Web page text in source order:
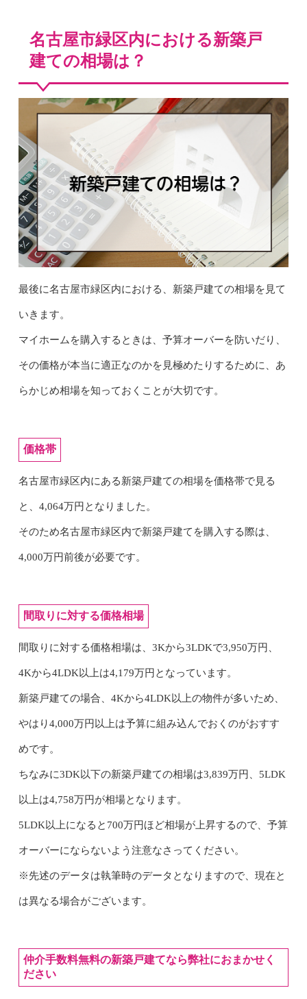
名古屋市緑区内における新築戸
建ての相場は？
最後に名古屋市緑区内における、新築戸建ての相場を見て
いきます。
マイホームを購入するときは、予算オーバーを防いだり、
その価格が本当に適正なのかを見極めたりするために、あ
らかじめ相場を知っておくことが大切です。
価格帯
名古屋市緑区内にある新築戸建ての相場を価格帯で見る
と、4,064万円となりました。
そのため名古屋市緑区内で新築戸建てを購入する際は、
4,000万円前後が必要です。
間取りに対する価格相場
間取りに対する価格相場は、3Kから3LDKで3,950万円、
4Kから4LDK以上は4,179万円となっています。
新築戸建ての場合、4Kから4LDK以上の物件が多いため、
やはり4,000万円以上は予算に組み込んでおくのがおすす
めです。
ちなみに3DK以下の新築戸建ての相場は3,839万円、5LDK
以上は4,758万円が相場となります。
5LDK以上になると700万円ほど相場が上昇するので、予算
オーバーにならないよう注意なさってください。
※先述のデータは執筆時のデータとなりますので、現在と
は異なる場合がございます。
仲介手数料無料の新築戸建てなら弊社におまかせく
ださい